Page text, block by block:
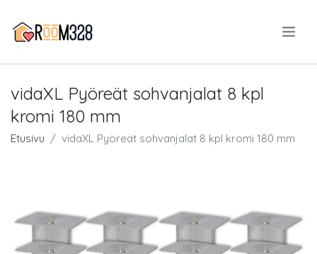
vidaXL Pyöreät sohvanjalat 8 kpl
kromi 180 mm
Etusivu vidaXL Pyöreät sohvanjalat 8 kpl kromi 180 mm